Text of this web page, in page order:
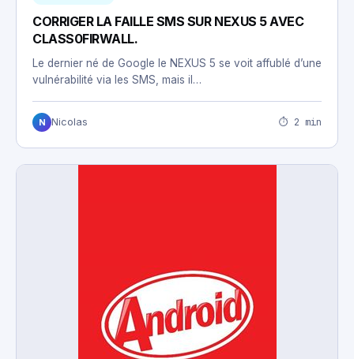
CORRIGER LA FAILLE SMS SUR NEXUS 5 AVEC
CLASS0FIRWALL.
Le dernier né de Google le NEXUS 5 se voit affublé d’une
vulnérabilité via les SMS, mais il…
N Nicolas ⏱ 2 min